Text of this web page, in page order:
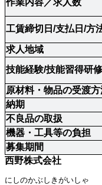
作業内容／求人数
工賃締切日/支払日/方
求人地域
技能経験/技能習得研修
原材料・物品の受渡方
納期
不良品の取扱
機器・工具等の負担
募集期間
西野株式会社
にしのかぶしきがいしゃ